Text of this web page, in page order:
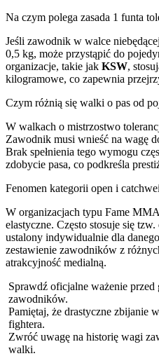
Na czym polega zasada 1 funta
Jeśli zawodnik w walce
0,5 kg, może przystąpić do
organizacje, takie jak KSW,
kilogramowe, co zapewnia
Czym różnią się walki o pas od
W walkach o mistrzostwo
Zawodnik musi wnieść na wagę
Brak spełnienia tego wymogu
zdobycie pasa, co podkreśla
Fenomen kategorii open i
W organizacjach typu Fame
elastyczne. Często stosuje się
ustalony indywidualnie dla
zestawienie zawodników z
atrakcyjność medialną.
Sprawdź oficjalne ważenie
zawodników.
Pamiętaj, że drastyczne zbijanie
fightera.
Zwróć uwagę na historię wagi
walki.